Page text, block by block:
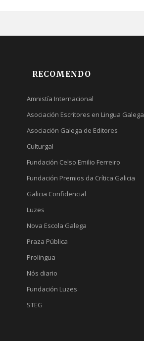
RECOMENDO
Amnistía Internacional
Asociación Escritores en Lingua Galega
Asociación Galega de Editores
Culturgal
Fundación Celso Emilio Ferreiro
Fundación Premios da Crítica Galicia
Galicia Confidencial
Luzes
Nova Escola Galega
Praza Pública
Prolingua
Nós diario
Fundación Luzes
STEG